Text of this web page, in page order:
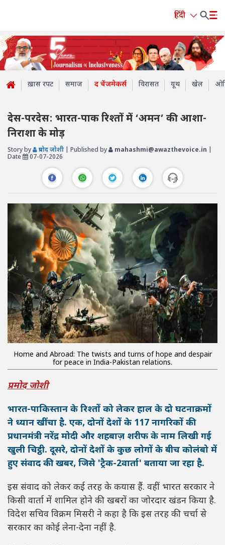
हिंदी
ख़ास रपट समाज द चेंजमेकर्स विरासत यूथ खेल
देस-परदेस: भारत-पाक रिश्तों में ‘अमन’ की आशा-
निराशा के मोड़
Story by प्रमोद जोशी | Published by mahashmi@awazthevoice.in
Date
07-07-2026
Home and Abroad: The twists and turns of hope and despair
for peace in India-Pakistan relations.
प्रमोद जोशी
भारत-पाकिस्तान के रिश्तों को लेकर हाल के दो घटनाक्रमों
ने ध्यान खींचा है. एक, दोनों देशों के 117 नागरिकों की
प्रधानमंत्री नरेंद्र मोदी और शहबाज़ शरीफ के नाम लिखी गई
खुली चिट्ठी. दूसरे, दोनों देशों के कुछ लोगों के बीच कोलंबो में
हुए संवाद की खबर, जिसे 'ट्रैक-2वार्ता' बताया जा रहा है.
इस संवाद को लेकर कई तरह के कयास हैं. वहीं भारत सरकार ने
किसी वार्ता में शामिल होने की खबरों का जोरदार खंडन किया है.
विदेश सचिव विक्रम मिसरी ने कहा है कि इस तरह की चर्चा से
सरकार का कोई लेना-देना नहीं है.